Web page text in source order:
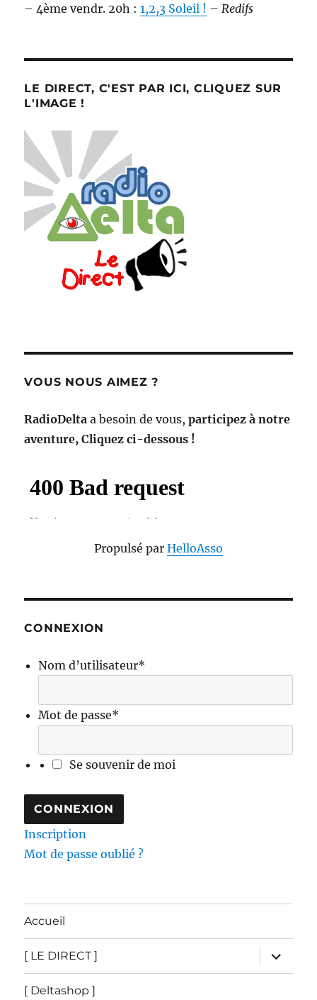
– 4ème vendr. 20h :1,2,3 Soleil ! – Redifs
LE DIRECT, C'EST PAR ICI, CLIQUEZ SUR
L'IMAGE !
VOUS NOUS AIMEZ ?
RadioDelta a besoin de vous,participez à notre
aventure, Cliquez ci-dessous !
Propulsé par HelloAsso
CONNEXION
Nom d’utilisateur*
Mot de passe*
Se souvenir de moi
Inscription
Mot de passe oublié ?
Accueil
[ LE DIRECT ]
ouvrir
le
sous-
[ Deltashop ]